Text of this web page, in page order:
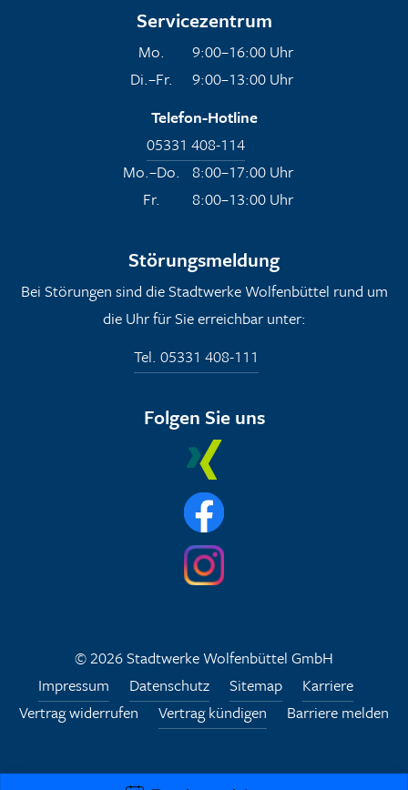
Servicezentrum
Mo.
9:00–16:00 Uhr
Di.–Fr.
9:00–13:00 Uhr
Telefon-Hotline
05331 408-114
Mo.–Do. 8:00–17:00 Uhr
Fr.
8:00–13:00 Uhr
Störungsmeldung
Bei Störungen sind die Stadtwerke Wolfenbüttel rund um
die Uhr für Sie erreichbar unter:
Tel. 05331 408-111
Folgen Sie uns
© 2026 Stadtwerke Wolfenbüttel GmbH
Impressum
Datenschutz Sitemap
Karriere
Vertrag widerrufen
Vertrag kündigen Barriere melden